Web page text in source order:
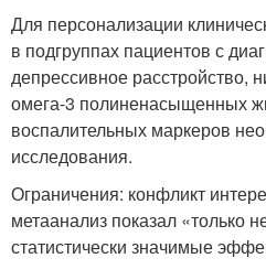
Для персонализации
в подгруппах пациентов с
депрессивное расстройство,
омега-3 полиненасыщенных
воспалительных маркеров
исследования.
Ограничения: конфликт
метаанализ показал «только
статистически значимые